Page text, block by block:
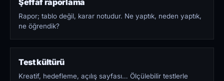
Şeffaf raporlama
Rapor; tablo değil, karar notudur. Ne yaptık, neden yaptık,
ne öğrendik?
Test kültürü
Kreatif, hedefleme, açılış sayfası… Ölçülebilir testlerle